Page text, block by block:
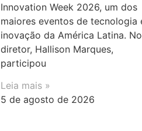
Innovation Week 2026, um dos
maiores eventos de tecnologia
inovação da América Latina.
diretor, Hallison Marques,
participou
Leia mais »
5 de agosto de 2026